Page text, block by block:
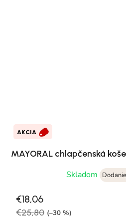
AKCIA
MAYORAL chlapčenská
Skladom
€18,06
€25,80 (–30 %)